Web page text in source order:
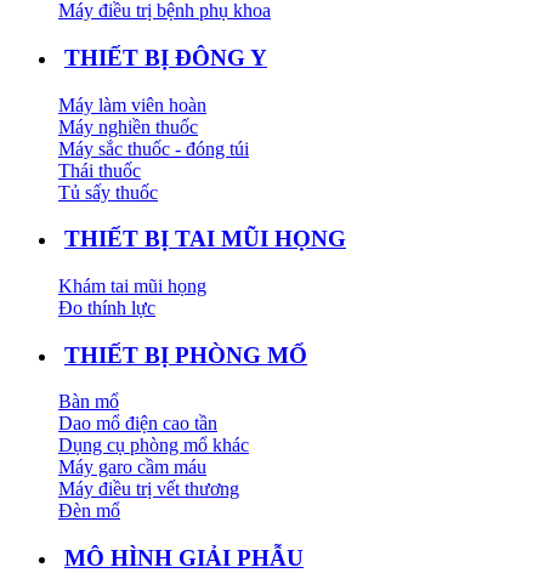
Máy điều trị bệnh phụ khoa
THIẾT BỊ ĐÔNG Y
Máy làm viên hoàn
Máy nghiền thuốc
Máy sắc thuốc - đóng túi
Thái thuốc
Tủ sấy thuốc
THIẾT BỊ TAI MŨI HỌNG
Khám tai mũi họng
Đo thính lực
THIẾT BỊ PHÒNG MỔ
Bàn mổ
Dao mổ điện cao tần
Dụng cụ phòng mổ khác
Máy garo cầm máu
Máy điều trị vết thương
Đèn mổ
MÔ HÌNH GIẢI PHẪU